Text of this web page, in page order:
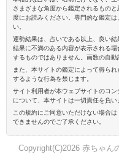
さまざまな角度から鑑定されるもの
度にお読みください。専門的な鑑定
い。
運勢結果は、占いである以上、良い
結果に不満のある内容が表示される
するものではありません。画数の自動
また、本サイトの鑑定によって得ら
するような行為を禁じます。
サイト利用者が本ウェブサイトのコ
について、本サイトは一切責任を負い
この規約にご同意いただけない場合
できませんのでご了承ください。
Copyright(C)2026 赤ちゃん